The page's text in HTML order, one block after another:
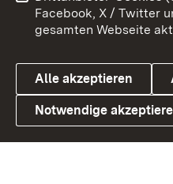
Link zum Landesportal
Barrierefreiheit
Cookies
Facebook, X / Twitter
gesamten Webseite
Alle akzeptieren
Notwendige